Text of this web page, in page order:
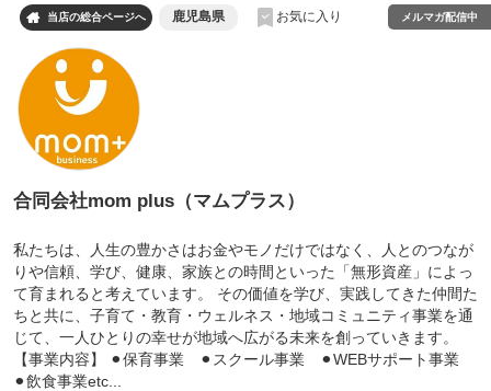
 当店の総合ページへ 鹿児島県 お気に入り メルマガ配信中
合同会社mom plus（マムプラス）
私たちは、人生の豊かさはお金やモノだけではなく、人とのつなが
りや信頼、学び、健康、家族との時間といった「無形資産」によっ
て育まれると考えています。 その価値を学び、実践してきた仲間た
ちと共に、子育て・教育・ウェルネス・地域コミュニティ事業を通
じて、一人ひとりの幸せが地域へ広がる未来を創っていきます。
【事業内容】 ⚫︎保育事業 ⚫︎スクール事業 ⚫︎WEBサポート事業
⚫︎飲食事業etc...